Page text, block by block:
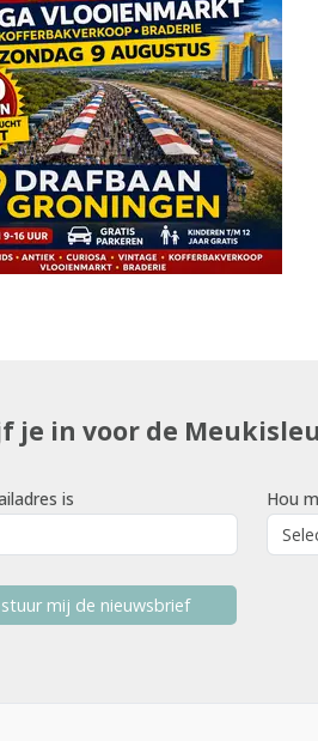
je in voor de
is Hou
Ja, stuur mij de nieuwsbrief